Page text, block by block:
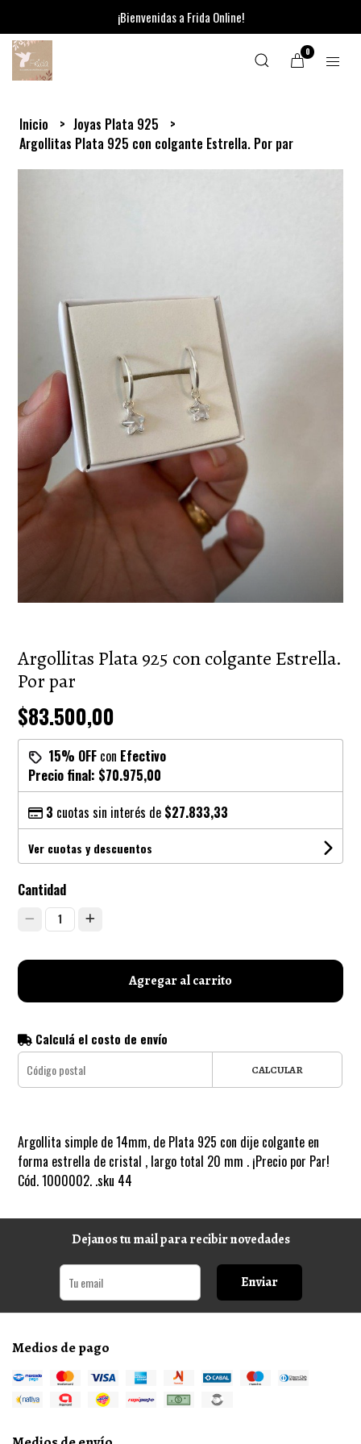
¡Bienvenidas a Frida Online!
0
Inicio
Joyas Plata 925
Argollitas Plata 925 con colgante Estrella. Por par
Argollitas Plata 925 con colgante Estrella.
Por par
$83.500,00
15% OFF con Efectivo
Precio final: $70.975,00
3 cuotas sin interés de $27.833,33
Ver cuotas y descuentos
Cantidad
1
Agregar al carrito
Calculá el costo de envío
CALCULAR
Argollita simple de 14mm, de Plata 925 con dije colgante en
forma estrella de cristal , largo total 20 mm . ¡Precio por Par!
Cód. 1000002. .sku 44
Dejanos tu mail para recibir novedades
Enviar
Medios de pago